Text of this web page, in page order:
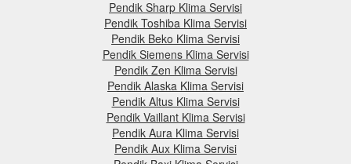
Pendik Sharp Klima Servisi
Pendik Toshiba Klima Servisi
Pendik Beko Klima Servisi
Pendik Siemens Klima Servisi
Pendik Zen Klima Servisi
Pendik Alaska Klima Servisi
Pendik Altus Klima Servisi
Pendik Vaillant Klima Servisi
Pendik Aura Klima Servisi
Pendik Aux Klima Servisi